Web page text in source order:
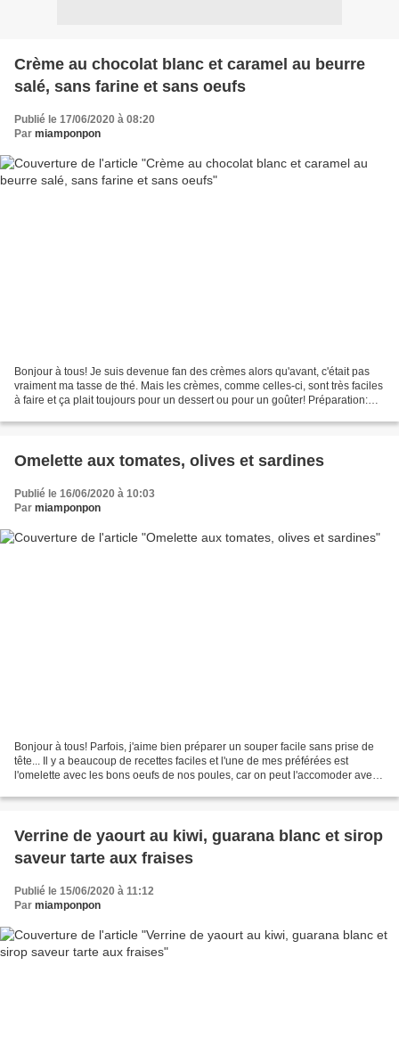
Crème au chocolat blanc et caramel au beurre
salé, sans farine et sans oeufs
Publié le 17/06/2020 à 08:20
Par miamponpon
Bonjour à tous! Je suis devenue fan des crèmes alors qu'avant, c'était pas
vraiment ma tasse de thé. Mais les crèmes, comme celles-ci, sont très faciles
à faire et ça plait toujours pour un dessert ou pour un goûter! Préparation:
Omelette aux tomates, olives et sardines
Publié le 16/06/2020 à 10:03
Par miamponpon
Bonjour à tous! Parfois, j'aime bien préparer un souper facile sans prise de
tête... Il y a beaucoup de recettes faciles et l'une de mes préférées est
l'omelette avec les bons oeufs de nos poules, car on peut l'accomoder avec
Verrine de yaourt au kiwi, guarana blanc et sirop
saveur tarte aux fraises
Publié le 15/06/2020 à 11:12
Par miamponpon